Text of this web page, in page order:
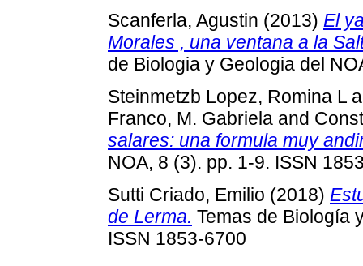
Scanferla, Agustin (2013) El
Morales , una ventana a la
de Biologia y Geologia del
Steinmetzb Lopez, Romina L
Franco, M. Gabriela and
salares: una formula muy
NOA, 8 (3). pp. 1-9. ISSN
Sutti Criado, Emilio (2018)
de Lerma. Temas de Biología
ISSN 1853-6700